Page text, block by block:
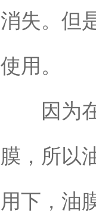
消失。但
使用。
因为在
膜，所以
用下，油